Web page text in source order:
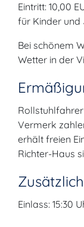
Eintritt: 10,00
für Kinder und
Bei schönem
Wetter in der
Vermerk
erhält freien
Richter-Haus
Einlass: 15:30